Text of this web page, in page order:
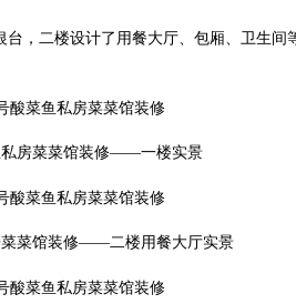
，二楼设计了用餐大厅、包厢、卫生间
私房菜菜馆装修——一楼实景
菜菜馆装修——二楼用餐大厅实景